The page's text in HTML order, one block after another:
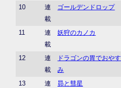
10
連
載
ゴールデンドロップ
11
連
載
妖狩のカノカ
12
連
載
ドラゴンの胃でおやす
み
13
連
昴と彗星